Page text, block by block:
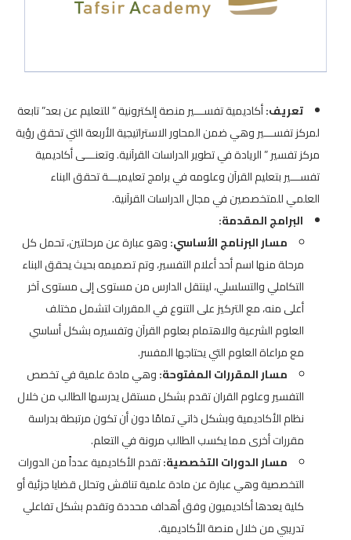
تعريف:أكاديمية تفســـير منصة إلكترونية ” للتعليم عن بعد” تابعة
لمركز تفســـير وهي ضمن المحاور الاستراتيجية الأربعة التي تحقق رؤية
مركز تفسير ” الريادة في تطوير الدراسات القرآنية. وتعنـــى أكاديمية
تفســـير بتعليم القرآن وعلومه في برامج تعليميـــة تحقق البناء
العلمي للمتخصصين في مجال الدراسات القرآنية.
البرامج المقدمة:
مسار البرنامج الأساسي:وهو عبارة عن مرحلتين، تحمل كل
مرحلة منها اسم أحد أعلام التفسير، وتم تصميمه بحيث يحقق البناء
التكاملي والتسلسلي، لينتقل الدارس من مستوى إلى مستوى آخر
أعلى منه، مع التركيز على التنوع في المقررات لتشمل مختلف
العلوم الشرعية والاهتمام بعلوم القرآن وتفسيره بشكل أساسي
مع مراعاة العلوم التي يحتاجها المفسر.
مسار المقررات المفتوحة:وهي مادة علمية في تخصص
التفسير وعلوم القران تقدم بشكل مستقل يدرسها الطالب من خلال
نظام الأكاديمية وبشكل ذاتي تمامًا دون أن تكون مرتبطة بدراسة
مقررات أخرى مما يكسب الطالب مرونة في التعلم.
مسار الدورات التخصصية:تقدم الأكاديمية عدداً من الدورات
التخصصية وهي عبارة عن مادة علمية تناقش وتحلل قضايا جزئية أو
كلية يعدها أكاديميون وفق أهداف محددة وتقدم بشكل تفاعلي
تدريبي من خلال منصة الأكاديمية.